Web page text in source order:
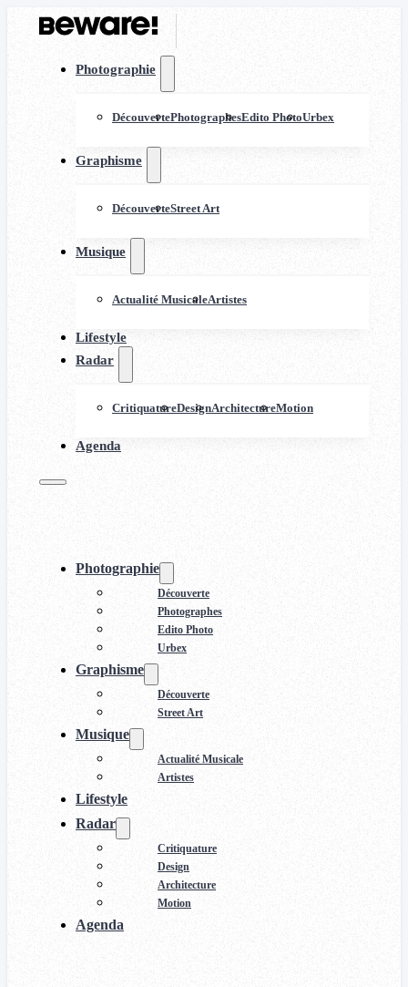
Photographie
DécouvertePhotographesEdito PhotoUrbex
Graphisme
DécouverteStreet Art
Musique
Actualité MusicaleArtistes
Lifestyle
Radar
CritiquatureDesignArchitectureMotion
Agenda
Photographie
Découverte
Photographes
Edito Photo
Urbex
Graphisme
Découverte
Street Art
Musique
Actualité Musicale
Artistes
Lifestyle
Radar
Critiquature
Design
Architecture
Motion
Agenda